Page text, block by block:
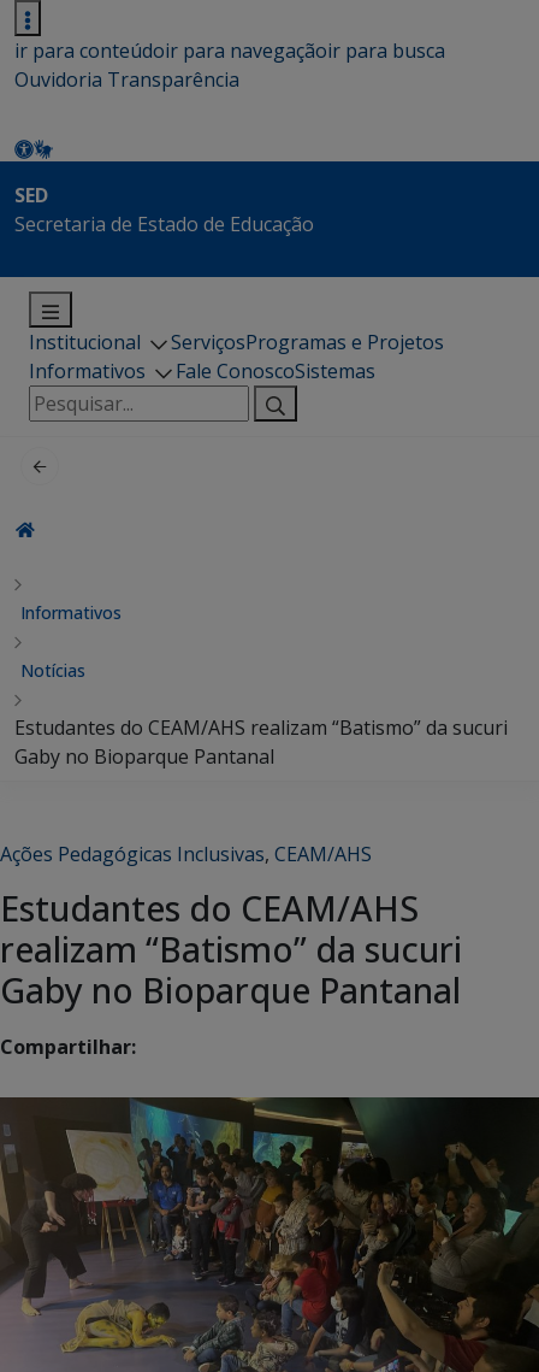
ir para conteúdoir para navegaçãoir para busca
Ouvidoria Transparência
SED
Secretaria de Estado de Educação
Institucional ServiçosProgramas e Projetos
Informativos
Fale ConoscoSistemas
Pesquisar
por:
Informativos
Notícias
Estudantes do CEAM/AHS realizam “Batismo” da sucuri
Gaby no Bioparque Pantanal
Ações Pedagógicas Inclusivas, CEAM/AHS
Estudantes do CEAM/AHS
realizam “Batismo” da sucuri
Gaby no Bioparque Pantanal
Compartilhar: